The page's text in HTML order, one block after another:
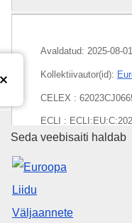
Avaldatud: 2025-08-01
Kollektiivautor(id):
CELEX :
ECLI :
Euroopa
Seda veebisaiti haldab